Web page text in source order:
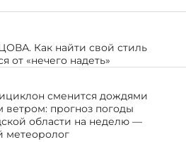
Как найти свой стиль
от «нечего надеть»
сменится дождями
ветром: прогноз погоды
области на неделю —
метеоролог